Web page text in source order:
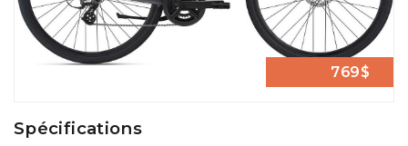
769$
Spécifications